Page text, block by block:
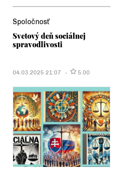
Spoločnosť
Svetový deň sociálnej
spravodlivosti
04.03.2025 21:07 5.00